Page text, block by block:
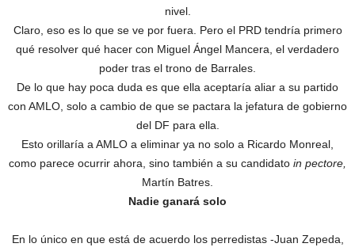
nivel.
Claro, eso es lo que se ve por fuera. Pero el PRD tendría primero
qué resolver qué hacer con Miguel Ángel Mancera, el verdadero
poder tras el trono de Barrales.
De lo que hay poca duda es que ella aceptaría aliar a su partido
con AMLO, solo a cambio de que se pactara la jefatura de gobierno
del DF para ella.
Esto orillaría a AMLO a eliminar ya no solo a Ricardo Monreal,
como parece ocurrir ahora, sino también a su candidato in pectore,
Martín Batres.
Nadie ganará solo
En lo único en que está de acuerdo los perredistas -Juan Zepeda,